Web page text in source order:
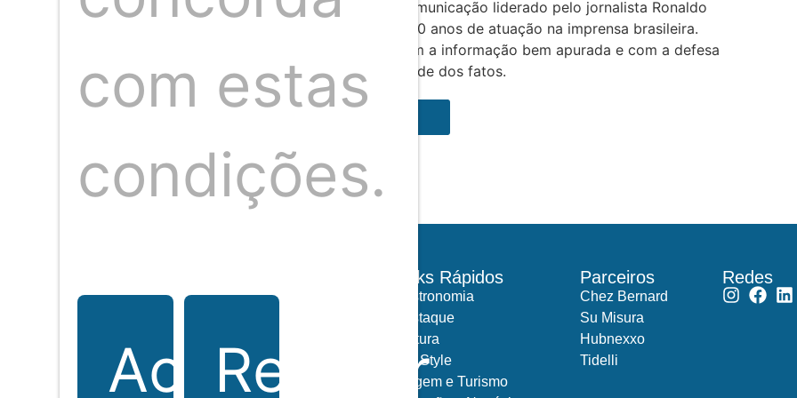
Somos um time de profissionais de comunicação liderado pelo jornalista Ronaldo
Jacobina, profissional com mais de 30 anos de atuação na imprensa brasileira.
Neste espaço nosso compromisso é com a informação bem apurada e com a defesa
da verdade dos fatos.
O seu portal de notícias sobre eventos,
Links Rápidos
Gastronomia
Destaque
Cultura
Life Style
Viagem e Turismo
Parceiros
Chez Bernard
Su Misura
Hubnexxo
Tidelli
Redes
com estas
condições.
AceitarRejeitar